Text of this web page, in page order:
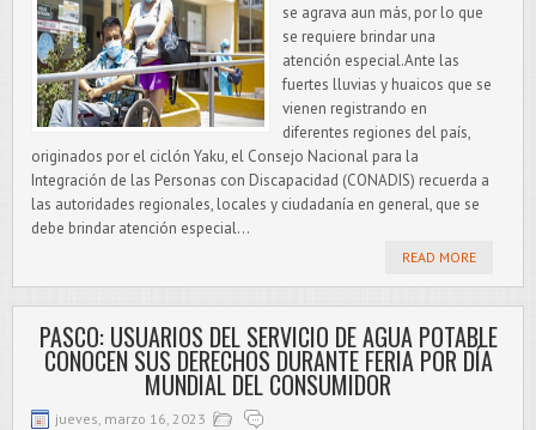
se agrava aun más, por lo que
se requiere brindar una
atención especial.Ante las
fuertes lluvias y huaicos que se
vienen registrando en
diferentes regiones del país,
originados por el ciclón Yaku, el Consejo Nacional para la
Integración de las Personas con Discapacidad (CONADIS) recuerda a
las autoridades regionales, locales y ciudadanía en general, que se
debe brindar atención especial...
READ MORE
PASCO: USUARIOS DEL SERVICIO DE AGUA POTABLE
CONOCEN SUS DERECHOS DURANTE FERIA POR DÍA
MUNDIAL DEL CONSUMIDOR
jueves, marzo 16, 2023